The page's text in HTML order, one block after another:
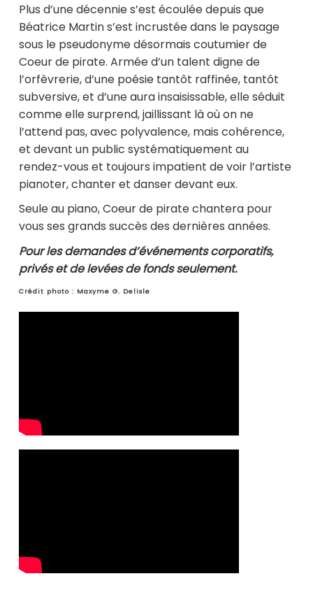
Plus d’une décennie s’est écoulée depuis que
Béatrice Martin s’est incrustée dans le paysage
sous le pseudonyme désormais coutumier de
Coeur de pirate. Armée d’un talent digne de
l’orfèvrerie, d’une poésie tantôt raffinée, tantôt
subversive, et d’une aura insaisissable, elle séduit
comme elle surprend, jaillissant là où on ne
l’attend pas, avec polyvalence, mais cohérence,
et devant un public systématiquement au
rendez-vous et toujours impatient de voir l’artiste
pianoter, chanter et danser devant eux.
Seule au piano, Coeur de pirate chantera pour
vous ses grands succès des dernières années.
Pour les demandes d’événements corporatifs,
privés et de levées de fonds seulement.
Crédit photo : Maxyme G. Delisle